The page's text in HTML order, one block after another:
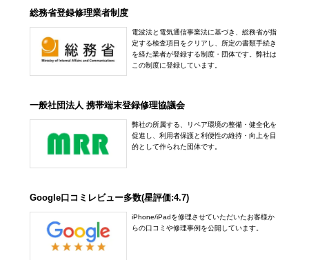
総務省登録修理業者制度
電波法と電気通信事業法に基づき、総務省が指
定する検査項目をクリアし、所定の書類手続き
を経た業者が登録する制度・団体です。弊社は
この制度に登録しています。
一般社団法人 携帯端末登録修理協議会
弊社の所属する、リペア環境の整備・健全化を
促進し、利用者保護と利便性の維持・向上を目
的として作られた団体です。
Google口コミレビュー多数(星評価:4.7)
iPhone/iPadを修理させていただいたお客様か
らの口コミや修理事例を公開しています。